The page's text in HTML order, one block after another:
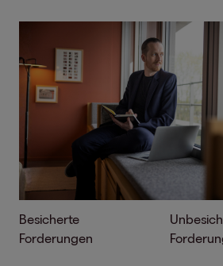
Besicherte
Forderungen